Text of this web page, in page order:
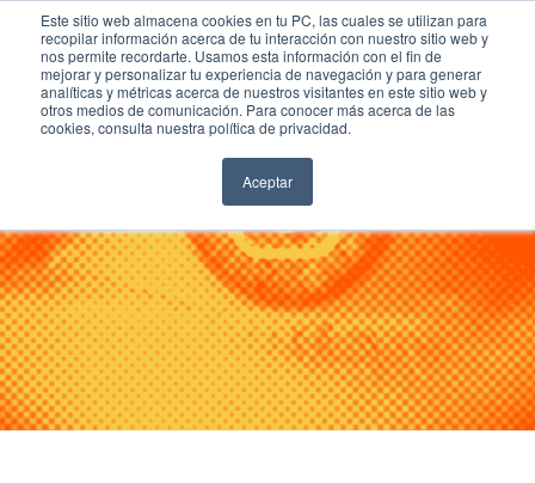
Este sitio web almacena cookies en tu PC, las cuales se utilizan para
recopilar información acerca de tu interacción con nuestro sitio web y
nos permite recordarte. Usamos esta información con el fin de
mejorar y personalizar tu experiencia de navegación y para generar
analíticas y métricas acerca de nuestros visitantes en este sitio web y
otros medios de comunicación. Para conocer más acerca de las
cookies, consulta nuestra política de privacidad.
Aceptar
Inicio
Trabajo
Cultura
Carreras
Blog